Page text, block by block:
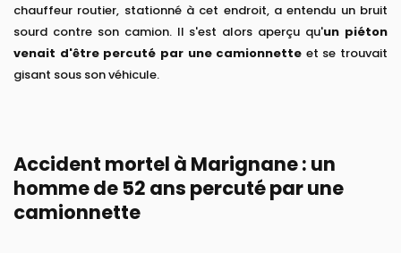
chauffeur routier, stationné à cet endroit, a entendu un bruit
sourd contre son camion. Il s'est alors aperçu qu'un piéton
venait d'être percuté par une camionnette et se trouvait
gisant sous son véhicule.
Accident mortel à Marignane : un
homme de 52 ans percuté par une
camionnette